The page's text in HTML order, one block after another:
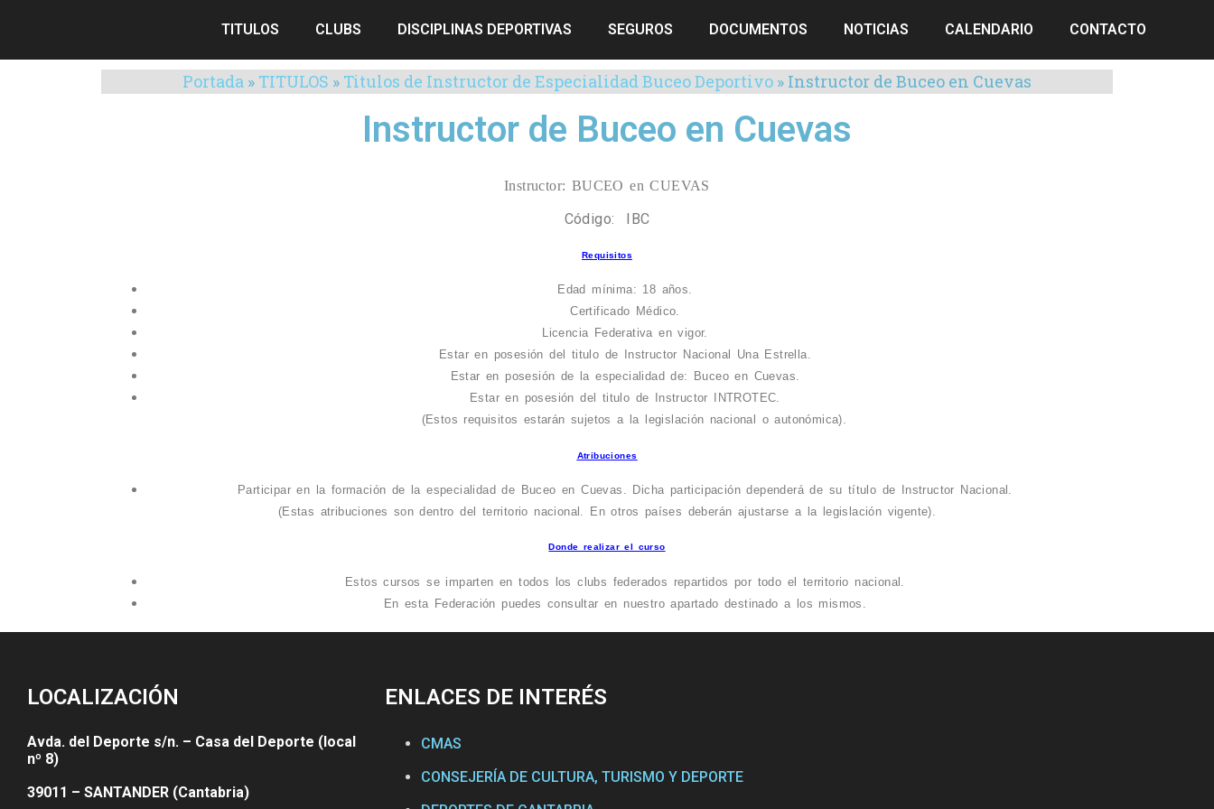
TITULOS CLUBS DISCIPLINAS DEPORTIVAS SEGUROS DOCUMENTOS NOTICIAS CALENDARIO CONTACTO
Portada » TITULOS » Titulos de Instructor de Especialidad Buceo Deportivo » Instructor de Buceo en Cuevas
Instructor de Buceo en Cuevas
Instructor: BUCEO en CUEVAS
Código: IBC
Requisitos
Edad mínima: 18 años.
Certificado Médico.
Licencia Federativa en vigor.
Estar en posesión del titulo de Instructor Nacional Una Estrella.
Estar en posesión de la especialidad de: Buceo en Cuevas.
Estar en posesión del titulo de Instructor INTROTEC.
(Estos requisitos estarán sujetos a la legislación nacional o autonómica).
Atribuciones
Participar en la formación de la especialidad de Buceo en Cuevas. Dicha participación dependerá de su título de Instructor Nacional.
(Estas atribuciones son dentro del territorio nacional. En otros países deberán ajustarse a la legislación vigente).
Donde realizar el curso
Estos cursos se imparten en todos los clubs federados repartidos por todo el territorio nacional.
En esta Federación puedes consultar en nuestro apartado destinado a los mismos.
LOCALIZACIÓN
Avda. del Deporte s/n. – Casa del Deporte (local
nº 8)
39011 – SANTANDER (Cantabria)
ENLACES DE INTERÉS
CMAS
CONSEJERÍA DE CULTURA, TURISMO Y DEPORTE